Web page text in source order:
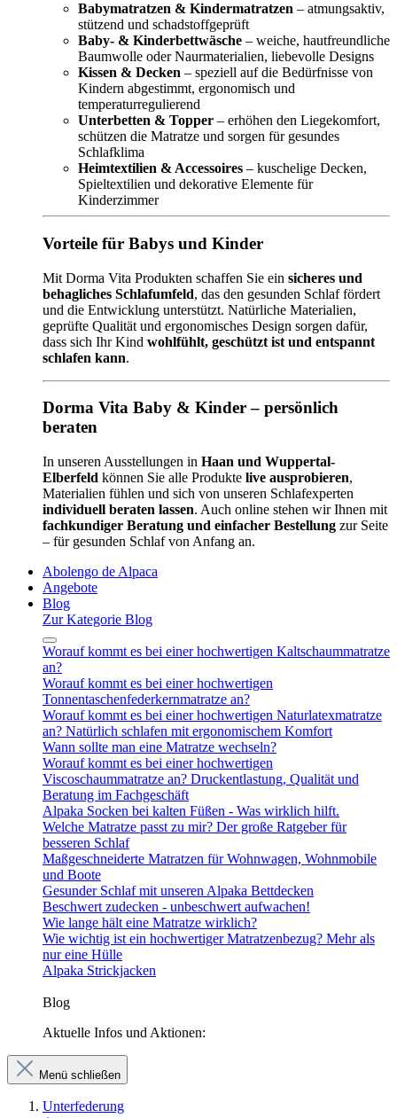
Babymatratzen & Kindermatratzen – atmungsaktiv,
stützend und schadstoffgeprüft
Baby- & Kinderbettwäsche – weiche, hautfreundliche
Baumwolle oder Naurmaterialien, liebevolle Designs
Kissen & Decken – speziell auf die Bedürfnisse von
Kindern abgestimmt, ergonomisch und
temperaturregulierend
Unterbetten & Topper – erhöhen den Liegekomfort,
schützen die Matratze und sorgen für gesundes
Schlafklima
Heimtextilien & Accessoires – kuschelige Decken,
Spieltextilien und dekorative Elemente für
Kinderzimmer
Vorteile für Babys und Kinder
Mit Dorma Vita Produkten schaffen Sie ein sicheres und
behagliches Schlafumfeld, das den gesunden Schlaf fördert
und die Entwicklung unterstützt. Natürliche Materialien,
geprüfte Qualität und ergonomisches Design sorgen dafür,
dass sich Ihr Kind wohlfühlt, geschützt ist und entspannt
schlafen kann.
Dorma Vita Baby & Kinder – persönlich
beraten
In unseren Ausstellungen in Haan und Wuppertal-
Elberfeld können Sie alle Produkte live ausprobieren,
Materialien fühlen und sich von unseren Schlafexperten
individuell beraten lassen. Auch online stehen wir Ihnen mit
fachkundiger Beratung und einfacher Bestellung zur Seite
– für gesunden Schlaf von Anfang an.
Abolengo de Alpaca
Angebote
Blog
Zur Kategorie Blog
Worauf kommt es bei einer hochwertigen Kaltschaummatratze
an?
Worauf kommt es bei einer hochwertigen
Tonnentaschenfederkernmatratze an?
Worauf kommt es bei einer hochwertigen Naturlatexmatratze
an? Natürlich schlafen mit ergonomischem Komfort
Wann sollte man eine Matratze wechseln?
Worauf kommt es bei einer hochwertigen
Viscoschaummatratze an? Druckentlastung, Qualität und
Beratung im Fachgeschäft
Alpaka Socken bei kalten Füßen - Was wirklich hilft.
Welche Matratze passt zu mir? Der große Ratgeber für
besseren Schlaf
Maßgeschneiderte Matratzen für Wohnwagen, Wohnmobile
und Boote
Gesunder Schlaf mit unseren Alpaka Bettdecken
Beschwert zudecken - unbeschwert aufwachen!
Wie lange hält eine Matratze wirklich?
Wie wichtig ist ein hochwertiger Matratzenbezug? Mehr als
nur eine Hülle
Alpaka Strickjacken
Blog
Aktuelle Infos und Aktionen:
Menü schließen
Unterfederung